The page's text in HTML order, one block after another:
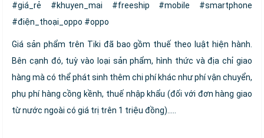
#giá_rẻ #khuyen_mai #freeship #mobile #smartphone
#điện_thoại_oppo #oppo
Giá sản phẩm trên Tiki đã bao gồm thuế theo luật hiện hành.
Bên cạnh đó, tuỳ vào loại sản phẩm, hình thức và địa chỉ giao
hàng mà có thể phát sinh thêm chi phí khác như phí vận chuyển,
phụ phí hàng cồng kềnh, thuế nhập khẩu (đối với đơn hàng giao
từ nước ngoài có giá trị trên 1 triệu đồng).....